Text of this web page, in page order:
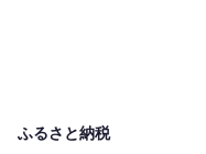
ふるさと納税